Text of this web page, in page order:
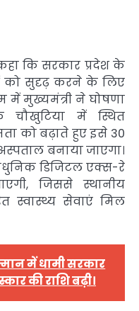
कि सरकार प्रदेश के
को सुदृढ़ करने के लिए
में मुख्यमंत्री ने घोषणा
में स्थित
को बढ़ाते हुए इसे 30
बनाया जाएगा।
डिजिटल एक्स-रे
जिससे स्थानीय
स्वास्थ्य सेवाएं मिल
में धामी सरकार
की राशि बढ़ी।